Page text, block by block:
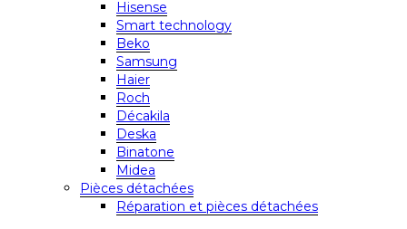
Hisense
Smart technology
Beko
Samsung
Haier
Roch
Décakila
Deska
Binatone
Midea
Pièces détachées
Réparation et pièces détachées